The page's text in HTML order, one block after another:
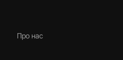
Про нас